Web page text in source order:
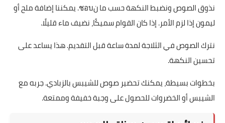
نذوق الصوص ونضبط النكهة حسب ما نชอบ. يمكننا إضافة ملح أو
ليمون إذا لزم الأمر. إذا كان القوام سميكًا، نضيف ماء قليلًا.
نترك الصوص في الثلاجة لمدة ساعة قبل التقديم. هذا يساعد على
تحسين النكهة.
بخطوات بسيطة، يمكنك تحضير صوص للشيبس بالزبادي. جربه مع
الشيبس أو الخضروات للحصول على وجبة خفيفة وممتعة.